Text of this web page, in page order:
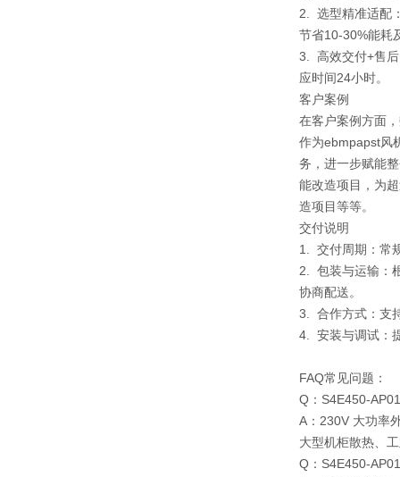
2. 选型精准适配
节省10-30%能耗
3. 高效交付+售
应时间24小时。
客户案例
在客户案例方面
作为ebmpapst风
务，进一步赋能
能改造项目，为
造项目等等。
交付说明
1. 交付周期：常
2. 包装与运输：
协商配送。
3. 合作方式：支
4. 安装与调试：
FAQ常见问题：
Q：S4E450-
A：230V 大功率
大型机柜散热、
Q：S4E450-